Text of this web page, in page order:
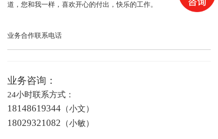
道，您和我一样，喜欢开心的付出，快乐的工作。
业务合作联系电话
业务咨询：
24小时联系方式：
18148619344 （小文）
18029321082 （小敏）